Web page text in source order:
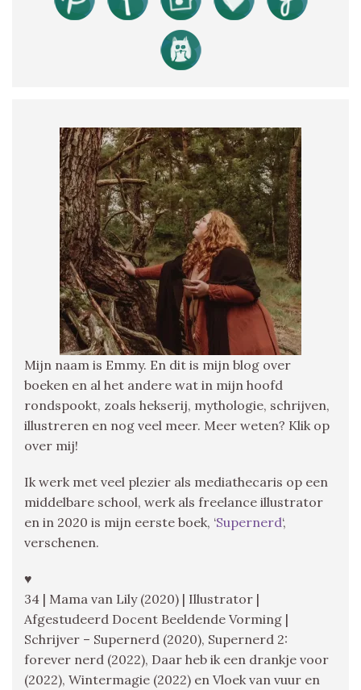
Mijn naam is Emmy. En dit is mijn blog over
boeken en al het andere wat in mijn hoofd
rondspookt, zoals hekserij, mythologie, schrijven,
illustreren en nog veel meer. Meer weten? Klik op
over mij!
Ik werk met veel plezier als mediathecaris op een
middelbare school, werk als freelance illustrator
en in 2020 is mijn eerste boek, ‘Supernerd‘,
verschenen.
♥
34 | Mama van Lily (2020) | Illustrator |
Afgestudeerd Docent Beeldende Vorming |
Schrijver – Supernerd (2020), Supernerd 2:
forever nerd (2022), Daar heb ik een drankje voor
(2022), Wintermagie (2022) en Vloek van vuur en